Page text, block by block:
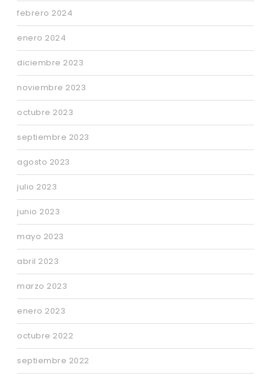
febrero 2024
enero 2024
diciembre 2023
noviembre 2023
octubre 2023
septiembre 2023
agosto 2023
julio 2023
junio 2023
mayo 2023
abril 2023
marzo 2023
enero 2023
octubre 2022
septiembre 2022